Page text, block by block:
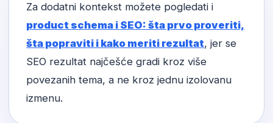
Za dodatni kontekst možete pogledati i
product schema i SEO: šta prvo proveriti,
šta popraviti i kako meriti rezultat, jer se
SEO rezultat najčešće gradi kroz više
povezanih tema, a ne kroz jednu izolovanu
izmenu.